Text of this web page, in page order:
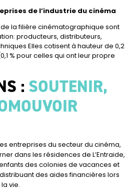
de l’industrie du cinéma
la filière cinématographique sont
producteurs, distributeurs,
Elles cotisent à hauteur de 0,2
% pour celles qui ont leur propre
: SOUTENIR,
entreprises du secteur du cinéma,
dans les résidences de L’Entraide,
des colonies de vacances et
des aides financières lors
vie.